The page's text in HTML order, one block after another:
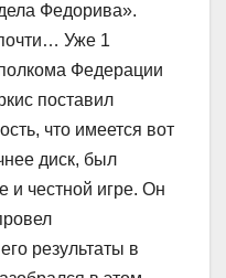
Федорива».
Уже 1
Федерации
поставил
что имеется вот
диск, был
и честной игре. Он
результаты в